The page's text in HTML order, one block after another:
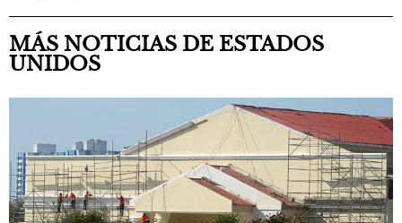
MÁS NOTICIAS DE ESTADOS
UNIDOS